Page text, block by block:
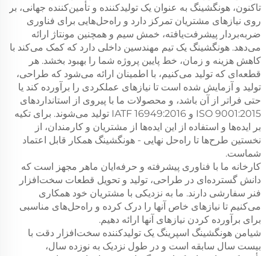
تاکنون، هونگشینگ به عنوان یک تولیدکننده و تأمین‌کننده جهانی، بر
روی نیازهای مشتریان تمرکز دارد و راه‌حل‌هایی برای فناوری
ضربه‌بردار پیشرفت‌یافته، خمش سیم و همچنین مونتاژ ارائه
می‌دهد. هونگشینگ یک تیم مهندسین داخلی دارد که کمک می‌کند با
کاهش هزینه و زمان، خط پایین پروژه شما را بهبود بخشد. هر
قطعه‌ای که تولید می‌کنیم، با اطمینان ارائه می‌شود که طراحی،
تولید و آزمایش شده است تا نیازهای عملکردی را برآورده کند یا
حتی فراتر از آن باشد، و محصولات ما با پیروی از استانداردهای
ISO 9001:2015 و IATF 16949:2016 تولید می‌شوند. برای تکیه
بر ایده‌ها و استفاده از این ایده‌ها از مشتریان و کارمندان، از
نخستین طرح‌ها تا راه‌حل نهایی - هونگشینگ همکار قابل اعتماد
شماست.
کارخانه ما با فناوری پیشرفته و حرفه‌ایان ماهر مجهز است که
دانش گسترده‌ای در طراحی، تولید و تحویل قطعات سخت‌افزار
فنر سفارشی دارند. ما به نزدیکی با مشتریان خود همکاری
می‌کنیم تا نیازهای خاص آنها را درک کرده و راه‌حل‌های مناسبی
برای برآورده کردن نیازهای آنها ارائه دهیم.
شیامن هونگشینگ اسپرینگ یک تولیدکننده سخت‌افزار دقت با
بیست سال سابقه است و در طول نزدیک به نوزده سال،